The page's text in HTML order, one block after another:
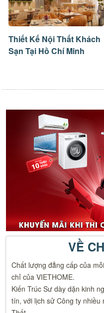
Thiết Kế Nội Thất Khách
Sạn Tại Hồ Chí Minh
VỀ
Chất lượng đẳng cấp của
chỉ của VIETHOME.
Kiến Trúc Sư dày dặn kinh
tín, với lịch sử Công ty nhiều